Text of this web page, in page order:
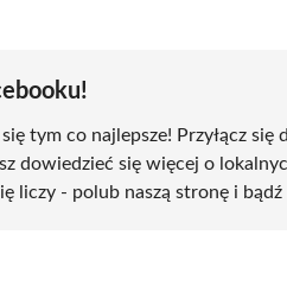
tym co najlepsze! Przyłącz się
dowiedzieć się więcej o
liczy - polub naszą stronę i bądź